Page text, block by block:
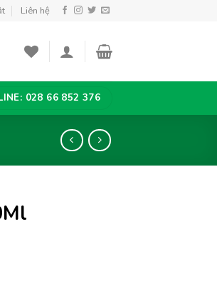
Liên hệ
028 66 852 376